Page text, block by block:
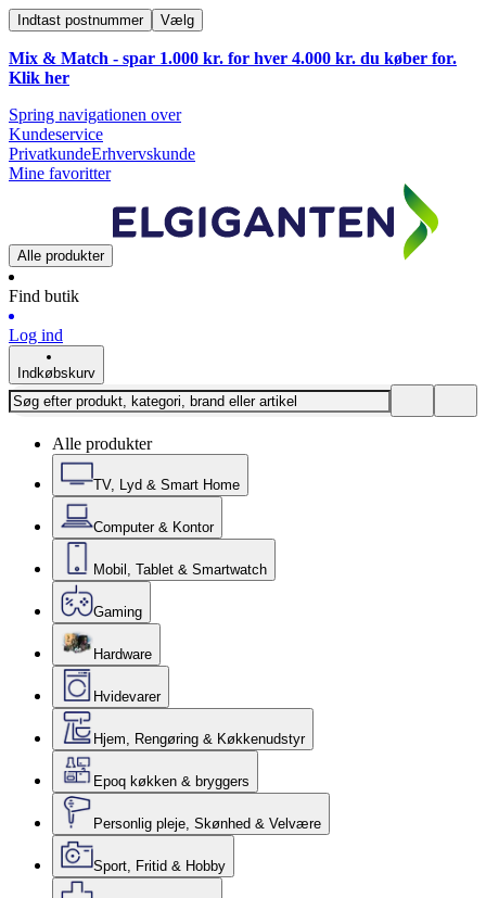
Indtast postnummer Vælg
Mix & Match - spar 1.000 kr. for hver 4.000 kr. du køber for.
Klik her
Spring navigationen over
Kundeservice
PrivatkundeErhvervskunde
Mine favoritter
Alle produkter
Find butik
Log ind
Indkøbskurv
Alle produkter
TV, Lyd & Smart Home
Computer & Kontor
Mobil, Tablet & Smartwatch
Gaming
Hardware
Hvidevarer
Hjem, Rengøring & Køkkenudstyr
Epoq køkken & bryggers
Personlig pleje, Skønhed & Velvære
Sport, Fritid & Hobby